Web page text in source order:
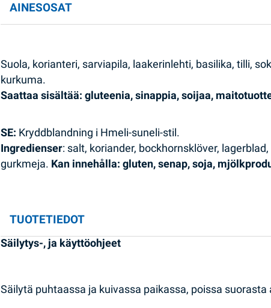
AINESOSAT
Suola, korianteri, sarviapila, laakerinlehti, basilika, tilli,
kurkuma.
Saattaa sisältää: gluteenia, sinappia, soijaa,
SE: Kryddblandning i Hmeli-suneli-stil.
Ingredienser: salt, koriander, bockhornsklöver,
gurkmeja. Kan innehålla: gluten, senap, soja,
TUOTETIEDOT
Säilytys-, ja käyttöohjeet
Säilytä puhtaassa ja kuivassa paikassa, poissa suorasta